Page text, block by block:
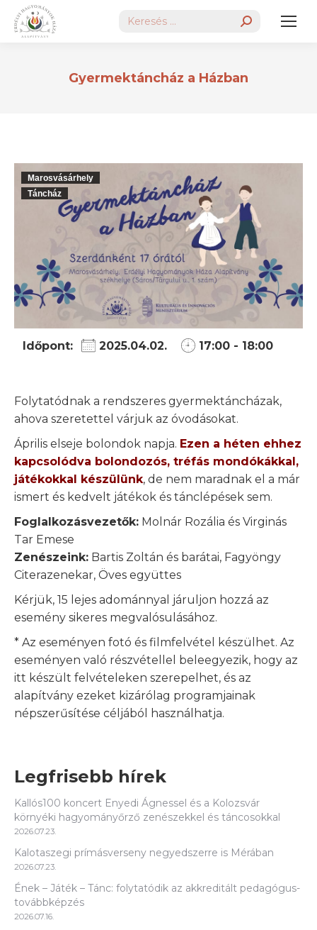
Search:
Gyermektáncház a Házban
Marosvásárhely
Táncház
Időpont: 2025.04.02. 17:00 - 18:00
Folytatódnak a rendszeres gyermektáncházak,
ahova szeretettel várjuk az óvodásokat.
Április elseje bolondok napja. Ezen a héten ehhez
kapcsolódva bolondozós, tréfás mondókákkal,
játékokkal készülünk, de nem maradnak el a már
ismert és kedvelt játékok és tánclépések sem.
Foglalkozásvezetők: Molnár Rozália és Virginás
Tar Emese
Zenészeink: Bartis Zoltán és barátai, Fagyöngy
Citerazenekar, Öves együttes
Kérjük, 15 lejes adománnyal járuljon hozzá az
esemény sikeres megvalósulásához.
* Az eseményen fotó és filmfelvétel készülhet. Az
eseményen való részvétellel beleegyezik, hogy az
itt készült felvételeken szerepelhet, és az
alapítvány ezeket kizárólag programjainak
népszerűsítése céljából használhatja.
Legfrisebb hírek
Kallós100 koncert Enyedi Ágnessel és a Kolozsvár
környéki hagyományőrző zenészekkel és táncosokkal
2026.07.23.
Kalotaszegi prímásverseny negyedszerre is Mérában
2026.07.23.
Ének – Játék – Tánc: folytatódik az akkreditált pedagógus-
továbbképzés
2026.07.16.